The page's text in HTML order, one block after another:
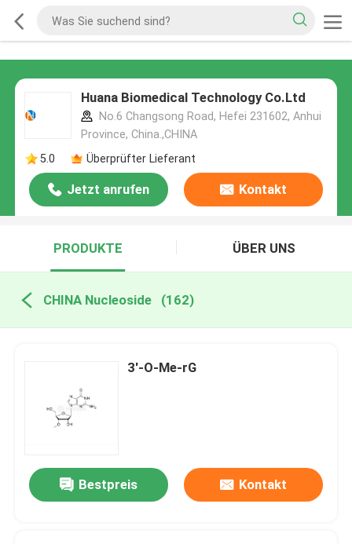
Huana Biomedical Technology Co.Ltd
No.6 Changsong Road, Hefei 231602, Anhui
Province, China.,CHINA
5.0
Überprüfter Lieferant
Jetzt anrufen Kontakt
PRODUKTE ÜBER UNS
CHINA Nucleoside (162)
3'-O-Me-rG
Bestpreis Kontakt